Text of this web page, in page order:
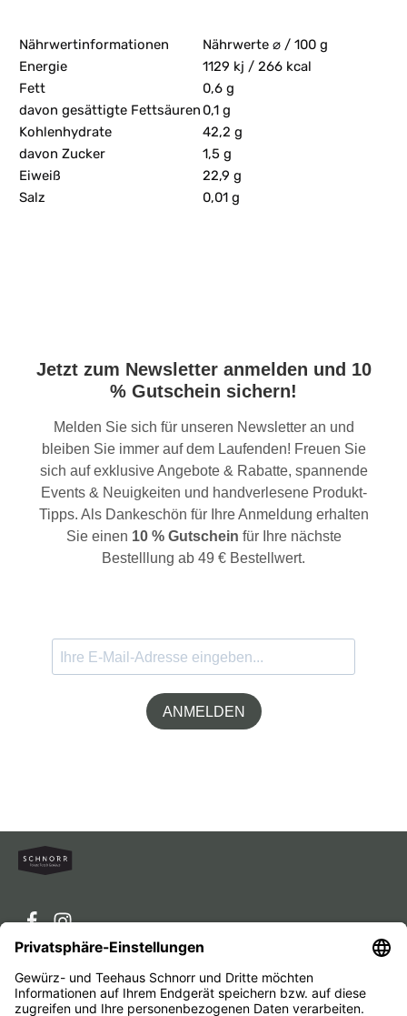
Nährwertinformationen
Nährwerte ⌀ / 100 g
Energie
1129 kj / 266 kcal
Fett
0,6 g
davon gesättigte Fettsäuren 0,1 g
Kohlenhydrate
42,2 g
davon Zucker
1,5 g
Eiweiß
22,9 g
Salz
0,01 g
Jetzt zum Newsletter anmelden und 10
% Gutschein sichern!
Melden Sie sich für unseren Newsletter an und
bleiben Sie immer auf dem Laufenden! Freuen Sie
sich auf exklusive Angebote & Rabatte, spannende
Events & Neuigkeiten und handverlesene Produkt-
Tipps. Als Dankeschön für Ihre Anmeldung erhalten
Sie einen 10 % Gutschein für Ihre nächste
Bestelllung ab 49 € Bestellwert.
ANMELDEN
Service-Hotline